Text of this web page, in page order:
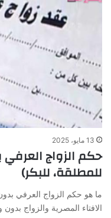
13 مايو، 2025
حكم الزواج العرفي
للمطلقة، للبكر)
ما هو حكم الزواج العرفي
الافتاء المصرية والزواج